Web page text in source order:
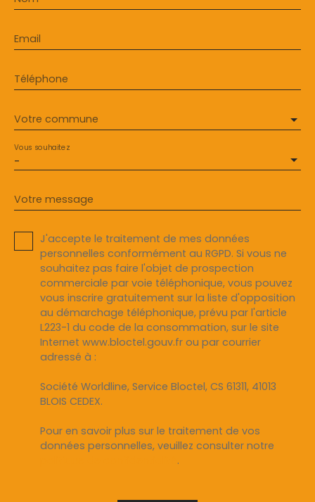
Email
Téléphone
Votre commune
-
Vous souhaitez
Votre message
J'accepte le traitement de mes données
personnelles conformément au RGPD. Si vous ne
souhaitez pas faire l'objet de prospection
commerciale par voie téléphonique, vous pouvez
vous inscrire gratuitement sur la liste d'opposition
au démarchage téléphonique, prévu par l'article
L223-1 du code de la consommation, sur le site
Internet www.bloctel.gouv.fr ou par courrier
adressé à :
Société Worldline, Service Bloctel, CS 61311, 41013
BLOIS CEDEX.
Pour en savoir plus sur le traitement de vos
données personnelles, veuillez consulter notre
.